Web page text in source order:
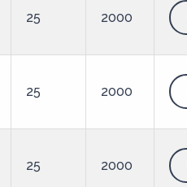
25 2000
25 2000
25 2000